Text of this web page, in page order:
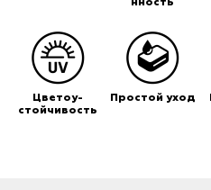
нность
Цветоу-
стойчивость
Простой уход